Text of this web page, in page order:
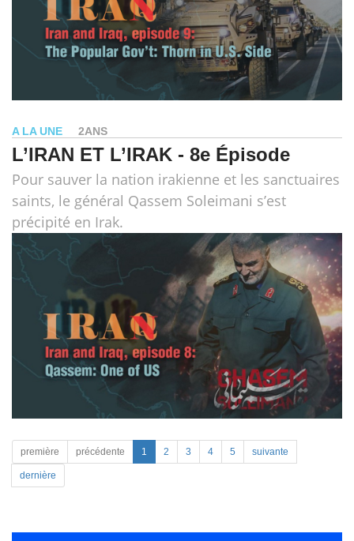
A LA UNE 2ANS
L’IRAN ET L’IRAK - 8e Épisode
Pour sauver la nation irakienne et les sanctuaires
saints, le général Qassem Soleimani s’est
précipité en Irak.
première précédente 1 2 3 4 5 suivante
dernière